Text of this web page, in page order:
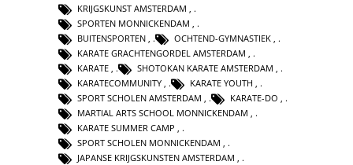
KRIJGSKUNST AMSTERDAM
SPORTEN MONNICKENDAM
BUITENSPORTEN
OCHTEND-GYMNASTIEK
KARATE GRACHTENGORDEL AMSTERDAM
KARATE
SHOTOKAN KARATE AMSTERDAM
KARATECOMMUNITY
KARATE YOUTH
SPORT SCHOLEN AMSTERDAM
KARATE-DO
MARTIAL ARTS SCHOOL MONNICKENDAM
KARATE SUMMER CAMP ,
SPORT SCHOLEN MONNICKENDAM ,
JAPANSE KRIJGSKUNSTEN AMSTERDAM ,